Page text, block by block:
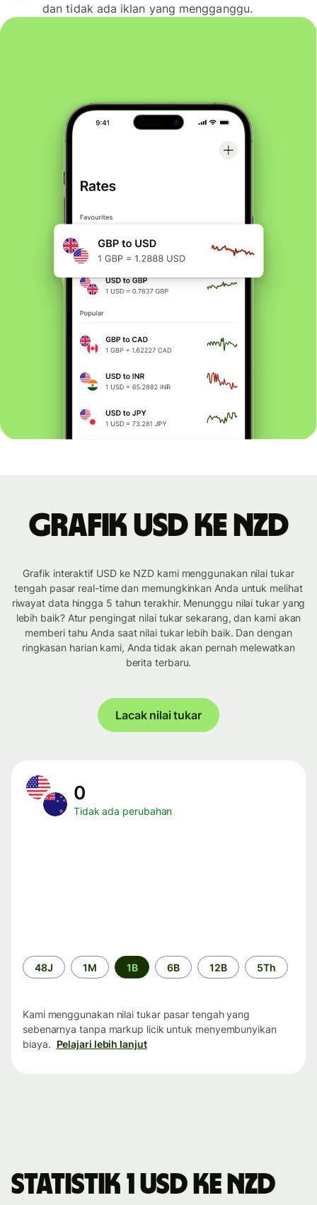
dan tidak ada iklan yang mengganggu.
Grafik USD ke NZD
Grafik interaktif USD ke NZD kami menggunakan nilai tukar
tengah pasar real-time dan memungkinkan Anda untuk melihat
riwayat data hingga 5 tahun terakhir. Menunggu nilai tukar yang
lebih baik? Atur pengingat nilai tukar sekarang, dan kami akan
memberi tahu Anda saat nilai tukar lebih baik. Dan dengan
ringkasan harian kami, Anda tidak akan pernah melewatkan
berita terbaru.
Lacak nilai tukar
0
Tidak ada perubahan
Periode
waktu
48J 1M 1B 6B 12B 5Th
Kami menggunakan nilai tukar pasar tengah yang
sebenarnya tanpa markup licik untuk menyembunyikan
biaya. Pelajari lebih lanjut
Statistik 1 USD ke NZD